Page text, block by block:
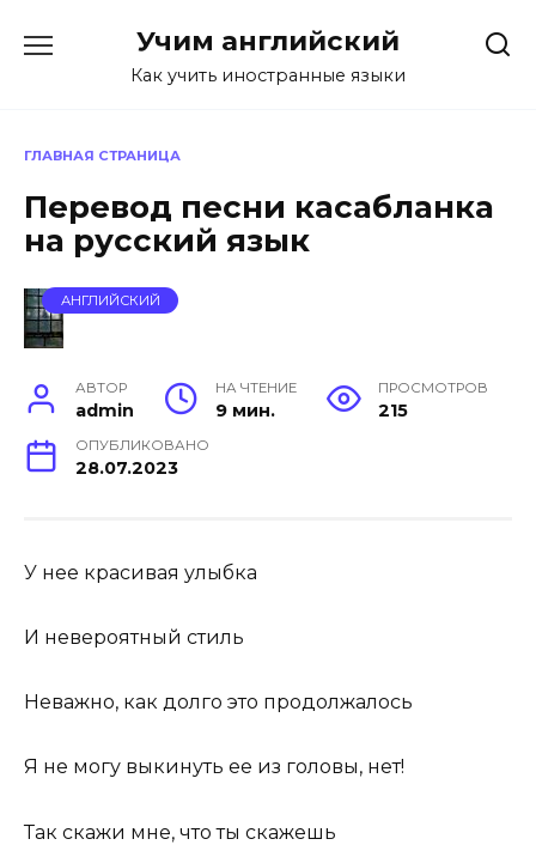
Учим английский
Как учить иностранные языки
ГЛАВНАЯ СТРАНИЦА
Перевод песни касабланка
на русский язык
АНГЛИЙСКИЙ
АВТОР
admin
НА ЧТЕНИЕ
9 мин.
ПРОСМОТРОВ
215
ОПУБЛИКОВАНО
28.07.2023
У нее красивая улыбка
И невероятный стиль
Неважно, как долго это продолжалось
Я не могу выкинуть ее из головы, нет!
Так скажи мне, что ты скажешь